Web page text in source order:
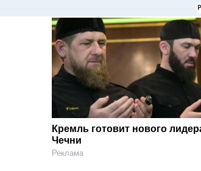
Кремль готовит нового
Чечни
Реклама